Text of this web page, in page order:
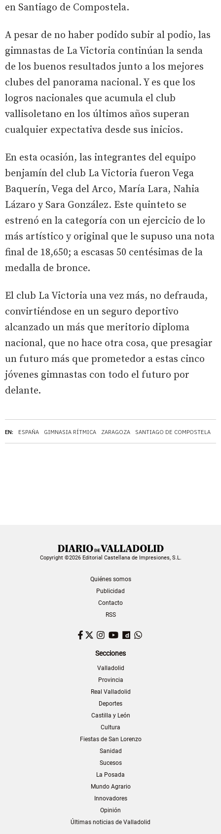
EN: ESPAÑA GIMNASIA RÍTMICA ZARAGOZA SANTIAGO DE COMPOSTELA
en Santiago de Compostela.
A pesar de no haber podido subir al podio, las
gimnastas de La Victoria continúan la senda
de los buenos resultados junto a los mejores
clubes del panorama nacional. Y es que los
logros nacionales que acumula el club
vallisoletano en los últimos años superan
cualquier expectativa desde sus inicios.
En esta ocasión, las integrantes del equipo
benjamín del club La Victoria fueron Vega
Baquerín, Vega del Arco, María Lara, Nahia
Lázaro y Sara González. Este quinteto se
estrenó en la categoría con un ejercicio de lo
más artístico y original que le supuso una nota
final de 18,650; a escasas 50 centésimas de la
medalla de bronce.
El club La Victoria una vez más, no defrauda,
convirtiéndose en un seguro deportivo
alcanzado un más que meritorio diploma
nacional, que no hace otra cosa, que presagiar
un futuro más que prometedor a estas cinco
jóvenes gimnastas con todo el futuro por
delante.
Copyright ©2026 Editorial Castellana de Impresiones, S.L.
Quiénes somos
Publicidad
Contacto
RSS
Facebook
TwitterInstagram
YouTubeDailymotion
Secciones
Valladolid
Provincia
Real Valladolid
Deportes
Castilla y León
Cultura
Fiestas de San Lorenzo
Sanidad
Sucesos
La Posada
Mundo Agrario
Innovadores
Opinión
Últimas noticias de Valladolid